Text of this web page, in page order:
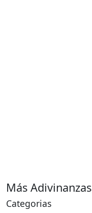
Más Adivinanzas
Categorias